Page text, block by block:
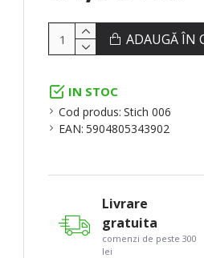
IN STOC
Cod produs: Stich 006
EAN: 5904805343902
ADAUGĂ ÎN
Livrare
gratuita
comenzi de peste 300
lei